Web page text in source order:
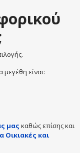
είναι:
μας καθώς επίσης και
Οικιακές και